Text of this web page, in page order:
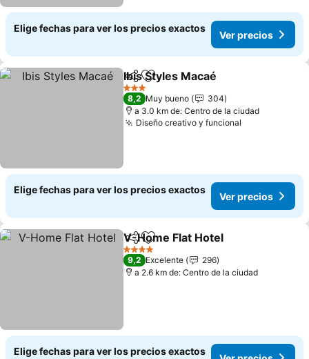
Elige fechas para ver los precios exactos
Ver precios
CompartirAgregar a favoritos
Ibis Styles Macaé
3 Estrellas
8,2 Muy bueno
304
a 3.0 km de: Centro de la ciudad
Diseño creativo y funcional
Elige fechas para ver los precios exactos
Ver precios
CompartirAgregar a favoritos
V-Home Flat Hotel
4 Estrellas
9,2 Excelente
296
a 2.6 km de: Centro de la ciudad
Elige fechas para ver los precios exactos